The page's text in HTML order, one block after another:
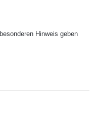
Hinweis geben